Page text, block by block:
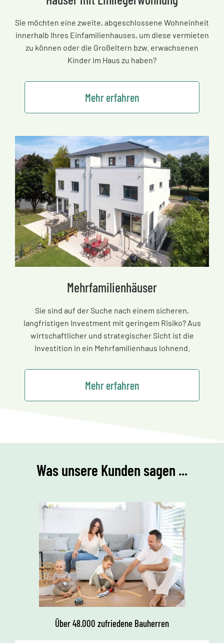
Sie möchten eine zweite, abgeschlossene Wohneinheit
innerhalb Ihres Einfamilienhauses, um diese vermieten
zu können oder die Großeltern bzw. erwachsenen
Kinder im Haus zu haben?
Mehr erfahren
Mehrfamilienhäuser
Sie sind auf der Suche nach einem sicheren,
langfristigen Investment mit geringem Risiko? Aus
wirtschaftlicher und strategischer Sicht ist die
Investition in ein Mehrfamilienhaus lohnend.
Mehr erfahren
Was unsere Kunden sagen ...
Über 48.000 zufriedene Bauherren